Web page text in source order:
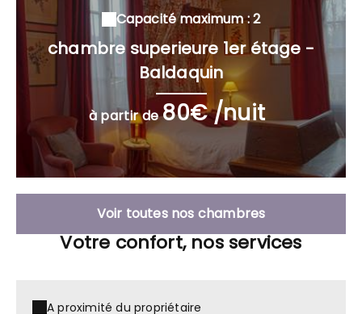
Capacité maximum : 2
chambre superieure 1er étage -
Baldaquin
à partir de80€ /nuit
Voir toutes nos chambres
Votre confort, nos services
A proximité du propriétaire